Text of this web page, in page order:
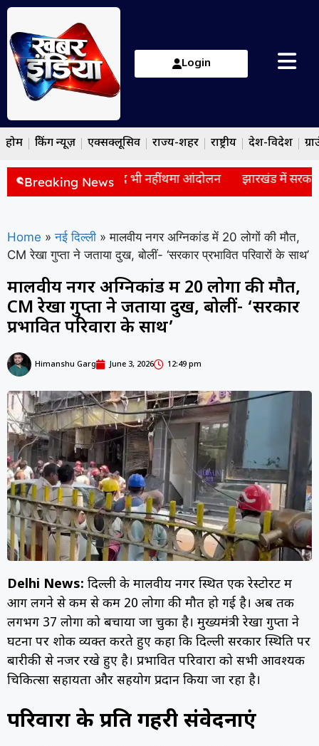
Login
होम ब्रेकिंग न्यूज़ एक्सक्लूसिव राज्य-शहर राष्ट्रीय देश-विदेश
Breaking News
सरकार से बैठक के बाद भी नहीं थमा आंदोलन झारखंड में सरकार
Home » नई दिल्ली » मालवीय नगर अग्निकांड में 20 लोगों की मौत,
CM रेखा गुप्ता ने जताया दुख, बोलीं- ‘सरकार प्रभावित परिवारों के साथ’
मालवीय नगर अग्निकांड में 20 लोगों की मौत,
CM रेखा गुप्ता ने जताया दुख, बोलीं- ‘सरकार
प्रभावित परिवारों के साथ’
Himanshu Garg June 3, 2026 12:49 pm
Delhi News: दिल्ली के मालवीय नगर स्थित एक रेस्टोरेंट में
आग लगने से कम से कम 20 लोगों की मौत हो गई है। अब तक
लगभग 37 लोगों को बचाया जा चुका है। मुख्यमंत्री रेखा गुप्ता ने
घटना पर शोक व्यक्त करते हुए कहा कि दिल्ली सरकार स्थिति पर
बारीकी से नजर रखे हुए है। प्रभावित परिवारों को सभी आवश्यक
चिकित्सा सहायता और सहयोग प्रदान किया जा रहा है।
परिवारों के प्रति गहरी संवेदनाएं